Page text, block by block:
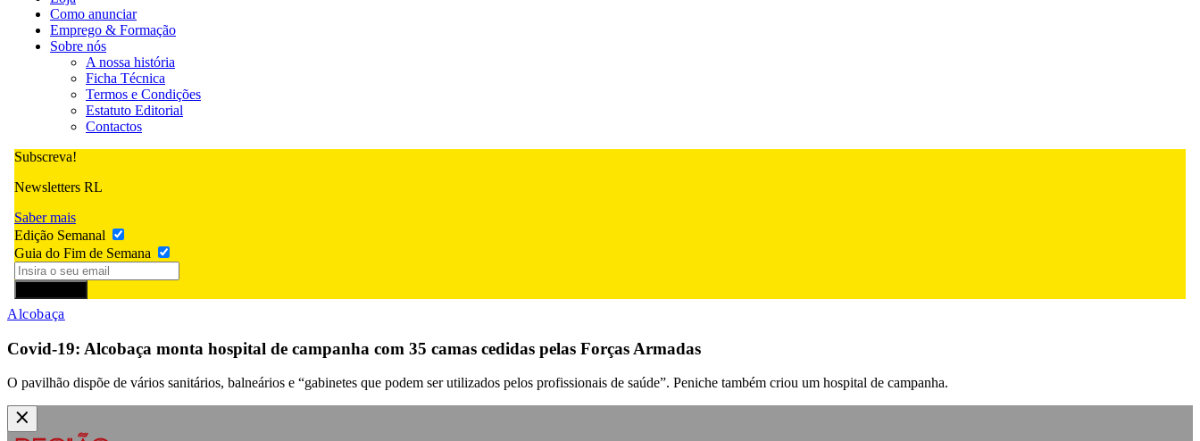
Como anunciar
Emprego & Formação
Sobre nós
A nossa história
Ficha Técnica
Termos e Condições
Estatuto Editorial
Contactos
Subscreva!
Newsletters RL
Saber mais
Edição Semanal
Guia do Fim de Semana
Alcobaça
Covid-19: Alcobaça monta hospital de campanha com 35 camas cedidas pelas Forças Armadas
O pavilhão dispõe de vários sanitários, balneários e “gabinetes que podem ser utilizados pelos profissionais de saúde”. Peniche também criou um hospital de campanha.